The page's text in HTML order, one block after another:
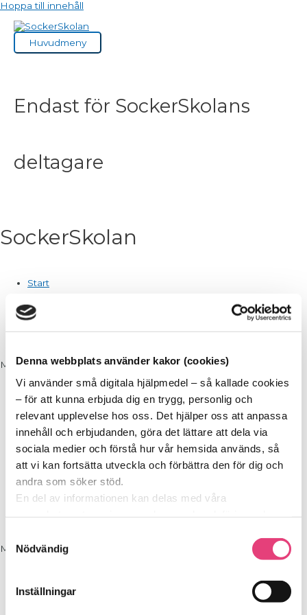
Denna webbplats använder kakor (cookies)
Vi använder små digitala hjälpmedel – så kallade cookies
– för att kunna erbjuda dig en trygg, personlig och
relevant upplevelse hos oss. Det hjälper oss att anpassa
innehåll och erbjudanden, göra det lättare att dela via
sociala medier och förstå hur vår hemsida används, så
att vi kan fortsätta utveckla och förbättra den för dig och
andra som söker stöd.
En del av informationen kan delas med våra
med annan information du delat med dem tidigare, eller
Vi berättar detta för att du ska kunna känna dig trygg –
för det är grunden i allt vi gör på SockerSkolan.
Nödvändig
Inställningar
Hoppa till innehåll
Huvudmeny
Endast för SockerSkolans
deltagare
SockerSkolan
Start
ENDAST FÖR SOCKERSKOLANS
DELTAGARE
Meny
Start
ENDAST FÖR SOCKERSKOLANS
DELTAGARE
Start
ENDAST FÖR SOCKERSKOLANS
DELTAGARE
Meny
ENDAST FÖR SOCKERSKOLANS